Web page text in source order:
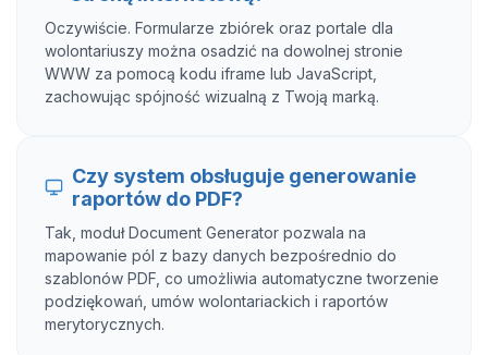
Oczywiście. Formularze zbiórek oraz portale dla
wolontariuszy można osadzić na dowolnej stronie
WWW za pomocą kodu iframe lub JavaScript,
zachowując spójność wizualną z Twoją marką.
Czy system obsługuje generowanie
raportów do PDF?
Tak, moduł Document Generator pozwala na
mapowanie pól z bazy danych bezpośrednio do
szablonów PDF, co umożliwia automatyczne tworzenie
podziękowań, umów wolontariackich i raportów
merytorycznych.